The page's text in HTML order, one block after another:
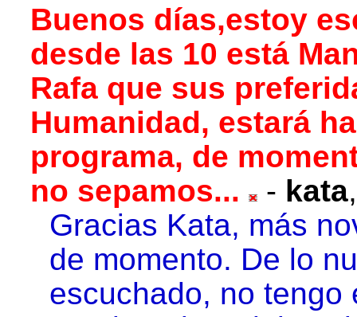
Buenos días,estoy
desde las 10 está
Rafa que sus
Humanidad, estará
programa, de
no sepamos...
- kata
Gracias Kata, más
de momento. De lo
escuchado, no